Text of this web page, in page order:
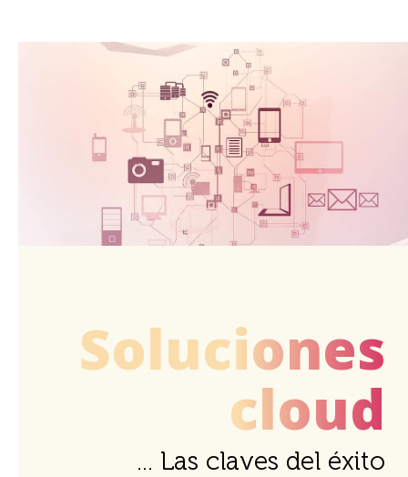
Soluciones
cloud
... Las claves del éxito